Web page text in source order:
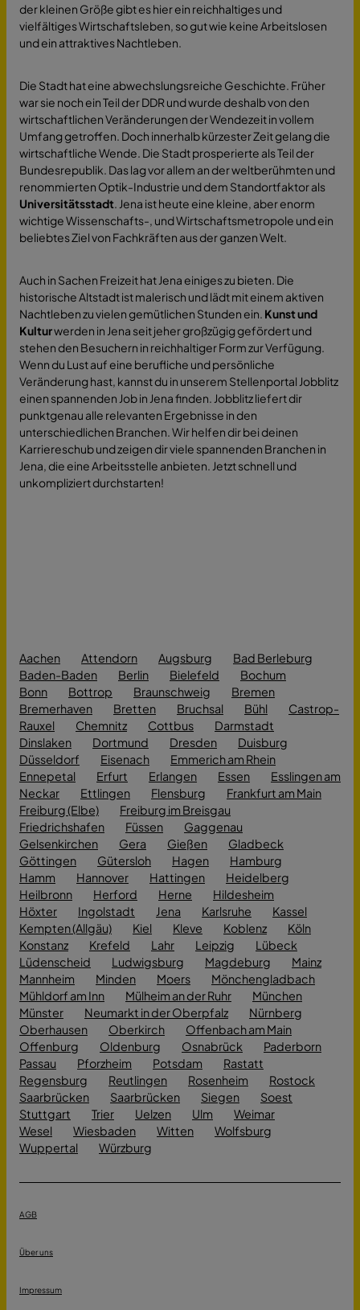
der kleinen Größe gibt es hier ein reichhaltiges und
vielfältiges Wirtschaftsleben, so gut wie keine Arbeitslosen
und ein attraktives Nachtleben.
Die Stadt hat eine abwechslungsreiche Geschichte. Früher
war sie noch ein Teil der DDR und wurde deshalb von den
wirtschaftlichen Veränderungen der Wendezeit in vollem
Umfang getroffen. Doch innerhalb kürzester Zeit gelang die
wirtschaftliche Wende. Die Stadt prosperierte als Teil der
Bundesrepublik. Das lag vor allem an der weltberühmten und
renommierten Optik-Industrie und dem Standortfaktor als
Universitätsstadt. Jena ist heute eine kleine, aber enorm
wichtige Wissenschafts-, und Wirtschaftsmetropole und ein
beliebtes Ziel von Fachkräften aus der ganzen Welt.
Auch in Sachen Freizeit hat Jena einiges zu bieten. Die
historische Altstadt ist malerisch und lädt mit einem aktiven
Nachtleben zu vielen gemütlichen Stunden ein. Kunst und
Kulturwerden in Jena seit jeher großzügig gefördert und
stehen den Besuchern in reichhaltiger Form zur Verfügung.
Wenn du Lust auf eine berufliche und persönliche
Veränderung hast, kannst du in unserem Stellenportal Jobblitz
einen spannenden Job in Jena finden. Jobblitz liefert dir
punktgenau alle relevanten Ergebnisse in den
unterschiedlichen Branchen. Wir helfen dir bei deinen
Karriereschub und zeigen dir viele spannenden Branchen in
Jena, die eine Arbeitsstelle anbieten. Jetzt schnell und
unkompliziert durchstarten!
Aachen Attendorn Augsburg
Bad Berleburg
Baden-Baden
Berlin Bielefeld
Bochum
Bonn
Bottrop Braunschweig
Bremen
Bremerhaven
Bretten Bruchsal Bühl
Castrop-
Rauxel
Chemnitz Cottbus
Darmstadt
Dinslaken
Dortmund Dresden
Duisburg
Düsseldorf
Eisenach
Emmerich am Rhein
Ennepetal
Erfurt Erlangen Essen
Esslingen am
Neckar
Ettlingen Flensburg
Frankfurt am Main
Freiburg (Elbe)
Freiburg im Breisgau
Friedrichshafen
Füssen
Gaggenau
Gelsenkirchen
Gera Gießen
Gladbeck
Göttingen
Gütersloh Hagen
Hamburg
Hamm
Hannover Hattingen
Heidelberg
Heilbronn
Herford Herne
Hildesheim
Höxter
Ingolstadt Jena Karlsruhe
Kassel
Kempten (Allgäu)
Kiel Kleve Koblenz
Köln
Konstanz
Krefeld Lahr Leipzig
Lübeck
Lüdenscheid
Ludwigsburg Magdeburg
Mainz
Mannheim
Minden Moers
Mönchengladbach
Mühldorf am Inn
Mülheim an der Ruhr
München
Münster
Neumarkt in der Oberpfalz
Nürnberg
Oberhausen
Oberkirch
Offenbach am Main
Offenburg
Oldenburg Osnabrück
Paderborn
Passau
Pforzheim Potsdam
Rastatt
Regensburg
Reutlingen Rosenheim
Rostock
Saarbrücken
Saarbrücken Siegen
Soest
Stuttgart
Trier Uelzen Ulm
Weimar
Wesel
Wiesbaden Witten
Wolfsburg
Wuppertal
Würzburg
AGB
Über uns
Impressum